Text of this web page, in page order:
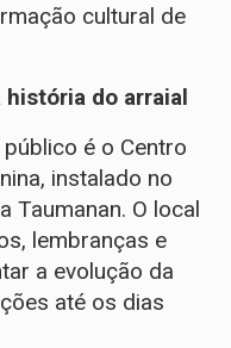
cultural de
do arraial
é o Centro
instalado no
Taumanan. O local
lembranças e
a evolução da
até os dias